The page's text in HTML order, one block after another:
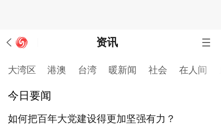
资讯
大湾区 港澳 台湾 暖新闻 社会 在人间
今日要闻
如何把百年大党建设得更加坚强有力？